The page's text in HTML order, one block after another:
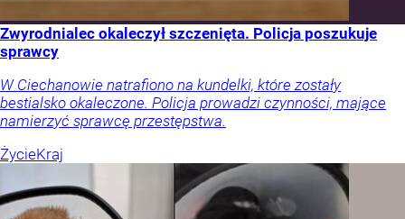
Zwyrodnialec okaleczył szczenięta. Policja poszukuje
sprawcy
W Ciechanowie natrafiono na kundelki, które zostały
bestialsko okaleczone. Policja prowadzi czynności, mające
namierzyć sprawcę przestępstwa.
ŻycieKraj